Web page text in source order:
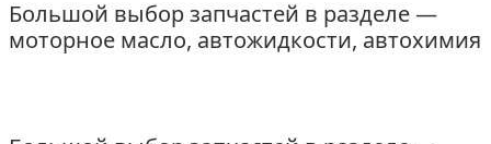
Большой выбор запчастей в разделе —
моторное масло, автожидкости, автохимия